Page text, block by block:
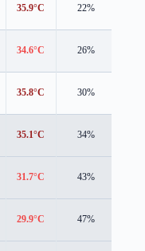
35.9°C 22%
34.6°C 26%
35.8°C 30%
35.1°C 34%
31.7°C 43%
29.9°C 47%